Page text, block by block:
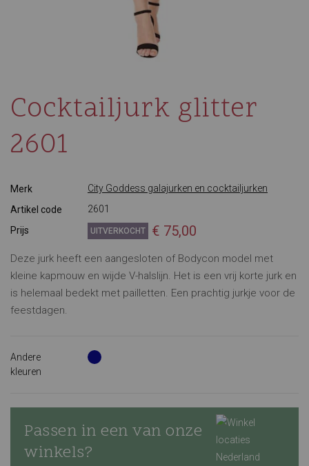
Cocktailjurk glitter
2601
Merk
City Goddess galajurken en cocktailjurken
Artikel code
2601
Prijs
UITVERKOCHT € 75,00
Deze jurk heeft een aangesloten of Bodycon model met
kleine kapmouw en wijde V-halslijn. Het is een vrij korte jurk en
is helemaal bedekt met pailletten. Een prachtig jurkje voor de
feestdagen.
Andere
kleuren
Passen in een van onze
winkels?